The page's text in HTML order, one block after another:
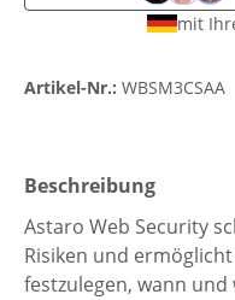
mit
Artikel-Nr.: WBSM3CSAA
Beschreibung
Astaro Web Security
Risiken und
festzulegen, wann